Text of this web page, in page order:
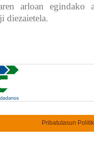
arloan egindako
diezaietela.
Pribatutasun